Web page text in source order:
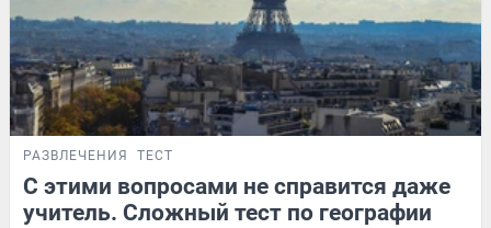
РАЗВЛЕЧЕНИЯ ТЕСТ
С этими вопросами не справится даже
учитель. Сложный тест по географии